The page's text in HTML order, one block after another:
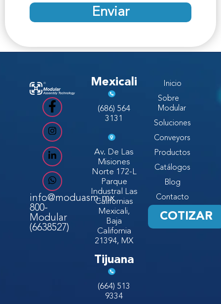
Enviar
info@moduasm.mx
800-
Modular
(6638527)
Mexicali
(686) 564
3131
Av. De Las
Misiones
Norte 172-L
Parque
Industral Las
Californias
Mexicali,
Baja
California
21394, MX
Tijuana
(664) 513
9334
Inicio
Sobre
Modular
Soluciones
Conveyors
Productos
Catálogos
Blog
Contacto
COTIZAR